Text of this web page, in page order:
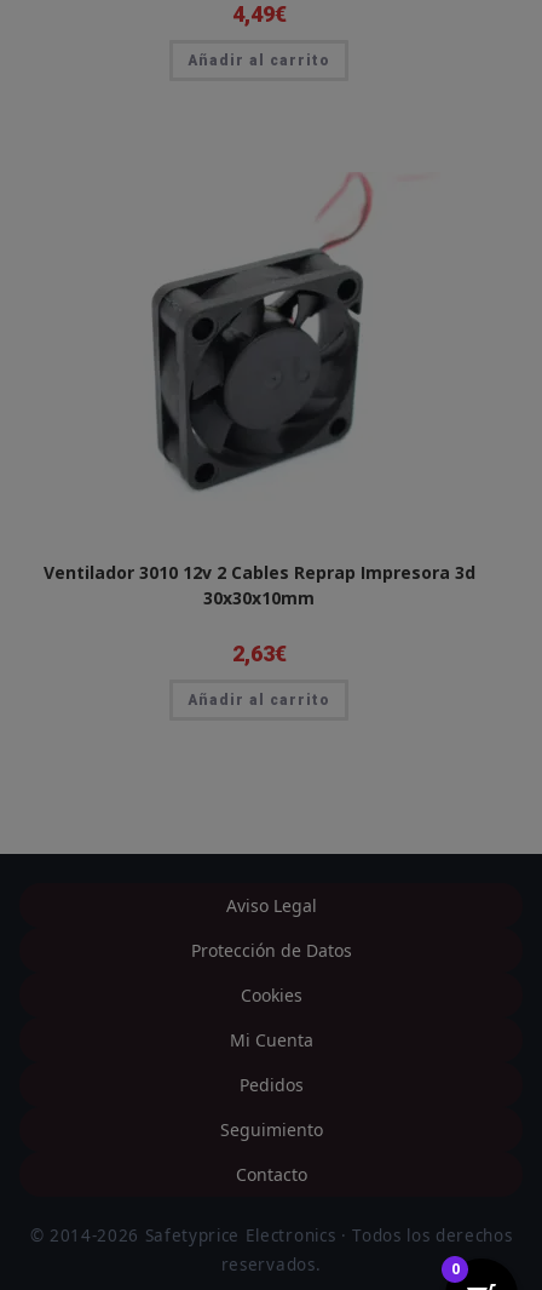
4,49€
Añadir al carrito
Ventilador 3010 12v 2 Cables Reprap Impresora 3d
30x30x10mm
2,63€
Añadir al carrito
0
Aviso Legal
Protección de Datos
Cookies
Mi Cuenta
Pedidos
Seguimiento
Contacto
© 2014-2026 Safetyprice Electronics · Todos los derechos
reservados.